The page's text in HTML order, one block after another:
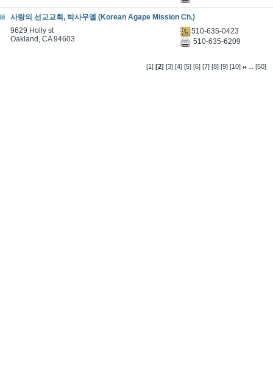
사랑의 선교교회, 박사무엘 (Korean Agape Mission Ch.)
9629 Holly st
Oakland, CA 94603
510-635-0423
510-635-6209
[1] [2] [3] [4] [5] [6] [7] [8] [9] [10] ...[50]